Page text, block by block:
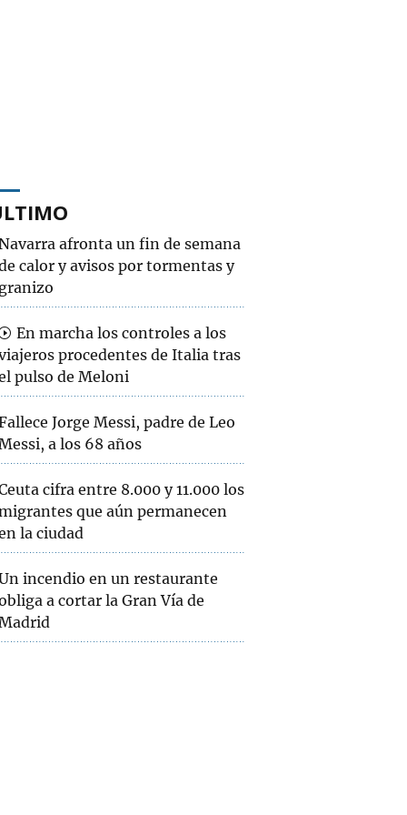
afronta un fin de semana
calor y avisos por tormentas y
granizo
En marcha los controles a los
procedentes de Italia tras
pulso de Meloni
Jorge Messi, padre de Leo
a los 68 años
cifra entre 8.000 y 11.000 los
que aún permanecen
la ciudad
incendio en un restaurante
a cortar la Gran Vía de